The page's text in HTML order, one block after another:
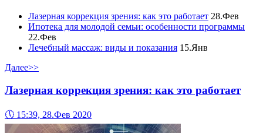
Лазерная коррекция зрения: как это работает 28.Фев
Ипотека для молодой семьи: особенности программы
22.Фев
Лечебный массаж: виды и показания 15.Янв
Далее>>
Лазерная коррекция зрения: как это работает
🕔 15:39, 28.Фев 2020